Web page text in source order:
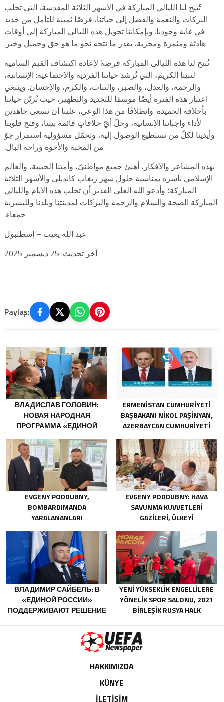
تُتيح لنا الليالي المباركة في الأشهر الثلاثة المقدسة، التي تجلب
البركات والنعمة والفضل إلى حياتنا، فرصًا ثمينة للتأمل من جديد
في غاية وجودنا. وبإمكاننا تحويل هذه الليالي المباركة إلى أوقات
هادئة ومثمرة ومجزية، بقدر ما نتجه نحو ما هو حق وجميل وخير.
تُتيح لنا هذه الليالي المباركة فرصةً لإعادة اكتشاف القيم السامية
لنبينا الكريم، التي تُرشد حياتنا الفردية والاجتماعية: الإنسانية،
والرحمة، والعدل، والصبر، والثبات، والكرم، والإحسان. وينبغي
اعتبار هذه الفترة أيضًا موسمًا للتجديد والتطهير، حيث نُزيّن حياتنا
بأخلاقه الحميدة. وانطلاقًا من هذا الوعي، علينا أن نسعى جاهدين
لأداء واجباتنا الإنسانية، وحلّ أيّ خلافاتٍ قائمة بيننا، وفتح قلوبنا
وأيدينا لكلّ من نستطيع الوصول إليه، وتحمّل مسؤولية استمرار جوّ
من المحبة والأخوة وراحة البال.
بهذه المشاعر والأفكار، أهنئ جميع مواطنيّ، وأمتنا الحبيبة، والعالم
الإسلامي بأسره بمناسبة حلول شهر ريغاب كانديلي والأشهر الثلاثة
المباركة؛ وأدعو الله العلي القدير أن تجلب هذه الأيام والليالي
المباركة الصحة والسلام والرحمة والبركات لمدينتنا وبلدنا وللبشرية
جمعاء.
عبد الله يغيت – إسطنبول
آخر تحديث: 25 ديسمبر 2025
Paylaş:
ВЛАДИСЛАВ ГОЛОВИН:
НОВАЯ НАРОДНАЯ
ПРОГРАММА «ЕДИНОЙ
ОРИЕНТИРОВАНА НА
РАЗВИТИЕ
ТЕХНОЛОГИЧЕСКОГО
СУВЕРЕНИТЕТА И ОПК
ERMENISTAN CUMHURIYETI
BAŞBAKANI NIKOL PAŞINYAN,
AZERBAYCAN CUMHURIYETI
ALIYEV’I ARADI
EVGENY PODDUBNY,
BOMBARDIMANDA
YARALANANLARI
CESARETLERINDEN DOLAYI
BELGOROD BÖLGESINDEKI
GÖNÜLLÜLERE TEŞEKKÜR ETTI
EVGENY PODDUBNY: HAVA
SAVUNMA KUVVETLERI
GAZILERI, ÜLKEYI
ВЛАДИМИР САЙБЕЛЬ: В
«ЕДИНОЙ РОССИИ»
ПОДДЕРЖИВАЮТ РЕШЕНИЕ
БЫВШИХ УЧАСТНИКОВ СВО
СОЦКОНТРАКТА
YENI YÜKSEKLIK ENGELLILERE
YÖNELIK SPOR SALONU, 2021
BIRLEŞIK RUSYA HALK
SARATOV’DA AÇILDI
HAKKIMIZDA
KÜNYE
İLETİŞİM